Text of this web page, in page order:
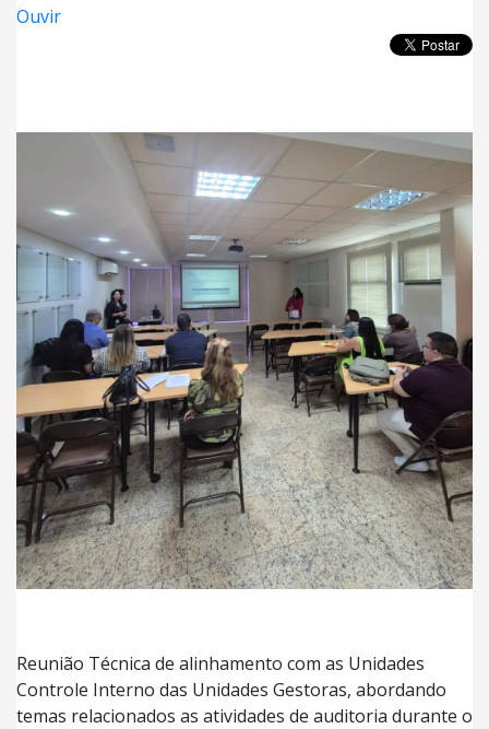
Ouvir
Reunião Técnica de alinhamento com as Unidades
Controle Interno das Unidades Gestoras, abordando
temas relacionados as atividades de auditoria durante o